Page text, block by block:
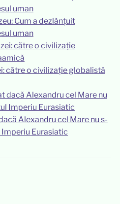
Cum a dezlănțuit
uman
către o civilizație globalistă
Alexandru cel Mare nu s-
Eurasiatic